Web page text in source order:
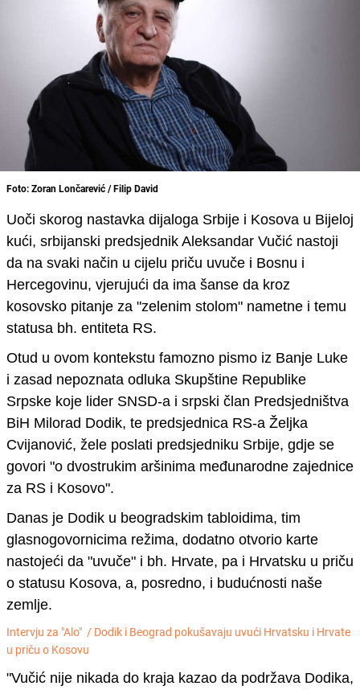
Foto: Zoran Lončarević / Filip David
Uoči skorog nastavka dijaloga Srbije i Kosova u Bijeloj
kući, srbijanski predsjednik Aleksandar Vučić nastoji
da na svaki način u cijelu priču uvuče i Bosnu i
Hercegovinu, vjerujući da ima šanse da kroz
kosovsko pitanje za "zelenim stolom" nametne i temu
statusa bh. entiteta RS.
Otud u ovom kontekstu famozno pismo iz Banje Luke
i zasad nepoznata odluka Skupštine Republike
Srpske koje lider SNSD-a i srpski član Predsjedništva
BiH Milorad Dodik, te predsjednica RS-a Željka
Cvijanović, žele poslati predsjedniku Srbije, gdje se
govori "o dvostrukim aršinima međunarodne zajednice
za RS i Kosovo".
Danas je Dodik u beogradskim tabloidima, tim
glasnogovornicima režima, dodatno otvorio karte
nastojeći da "uvuče" i bh. Hrvate, pa i Hrvatsku u priču
o statusu Kosova, a, posredno, i budućnosti naše
zemlje.
Intervju za "Alo" / Dodik i Beograd pokušavaju uvući Hrvatsku i Hrvate
u priču o Kosovu
"Vučić nije nikada do kraja kazao da podržava Dodika,